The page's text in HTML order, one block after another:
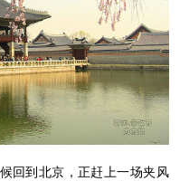
作品展
回到北京，正赶上一场夹风